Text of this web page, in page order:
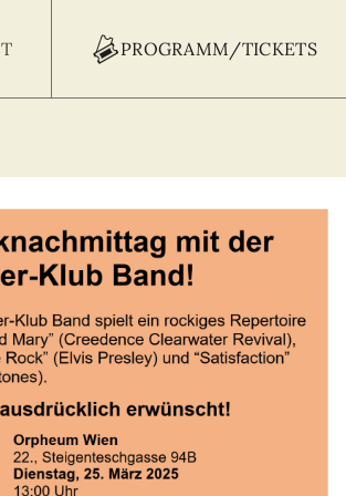
PROGRAMM/TICKETS